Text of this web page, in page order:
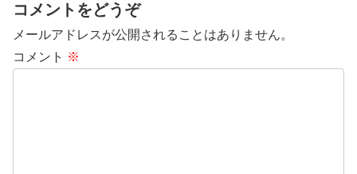
コメントをどうぞ
メールアドレスが公開されることはありません。
コメント ※